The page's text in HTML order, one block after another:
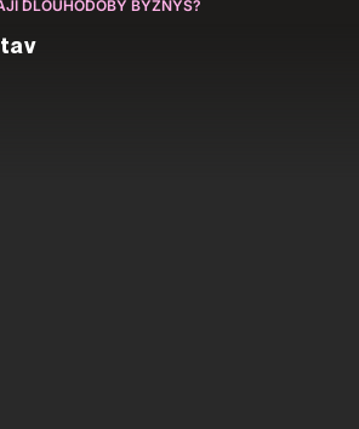
DLOUHODOBÝ BYZNYS?